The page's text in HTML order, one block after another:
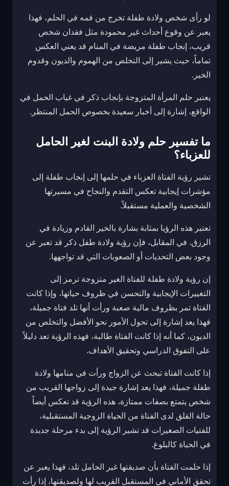
لو رأى شخص ولادة طفلة تخرج من فمه في الحلم، فهذا
يعبر عن وقوع أحداث غير محمودة مثل فقدان شخص
قريب، إنجاب طفلة مريضة في المنام قد يعني العكس
تماماً، حيث يشير إلى التخلص من الهموم والديون وقدوم
الخير.
يعتبر حلم المرأة المتزوجة بإنجاب ذكر في غياب الحمل في
الواقع، إشارة إلى أخبار سعيدة بخصوص الحمل المنتظر.
ما تفسير حلم ولادة البنت لغير الحامل
للعزباء؟
تشير رؤية الفتاة العزباء في حلمها إلى إنجاب طفلة إلى
مؤشرات إيجابية تعكس التقدم والنجاح في مسيرتها
الشخصية والعملية مستقبلاً.
تعتبر هذه الرؤيا بمثابة بشارة بالخير القادم وزيادة في
الرزق. في المقابل، فإن رؤية ولادة طفل ذكر قد تعبر عن
وجود بعض التحديات أو الصعوبات التي قد تواجهها.
إن رؤية ولادة طفلة للفتاة الغير متزوجة ترمز إلى
التغييرات الإيجابية والتحسن في ظروف حياتها، وإذا كانت
الفتاة تمر بظروف مالية صعبة ورأت أنها تلد فتاة جميلة،
فهذا يعد إشارة إلى تحول الأمور نحو الأفضل والتخلص من
الديون، كما أنه إذا كانت الفتاة طالبة، فهذه الرؤية تعد دليلاً
على التفوق الدراسي وتحقيق الأهداف.
إذا كانت الفتاة تبحث عن الزواج ورأت في منامها ولادة
طفلة جميلة، فهذا يعد إشارة جيدة إلى زواجها القريب من
شخص يتمتع بصفات ممتازة، هذه الرؤية قد تعكس أيضاً
حالة القلق لدى الفتاة من الحياة الزوجية المستقبلية،
للفتيات الصغيرات قد تشير الرؤية إلى بدء مرحلة جديدة
في الحياة كالبلوغ.
إذا حلمت الفتاة بأن صديقتها غير الحامل تلد، فهذا يعبر عن
تحقق الأماني في المستقبل القريب لها ولصديقتها، إذا رأت